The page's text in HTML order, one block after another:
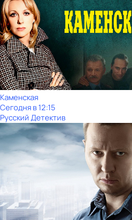
Каменская
Сегодня в 12:15
Русский Детектив